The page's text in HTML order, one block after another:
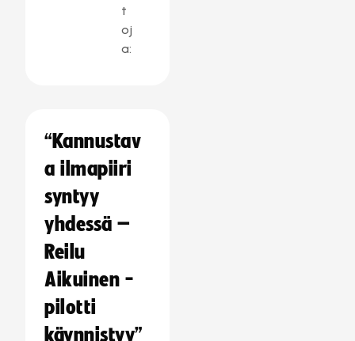
t
oj
a:
“Kannustav
a ilmapiiri
syntyy
yhdessä –
Reilu
Aikuinen -
pilotti
käynnistyy”